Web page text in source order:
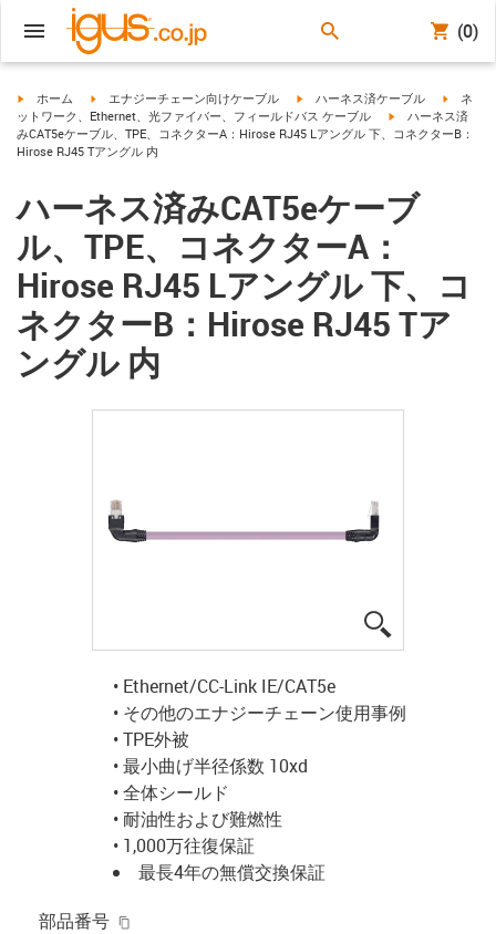
(0)
igus-icon-arrow-right
ホーム igus-icon-arrow-right
エナジーチェーン向けケーブル igus-icon-arrow-right
ハーネス済ケーブル igus-
ネ
ットワーク、Ethernet、光ファイバー、フィールドバス ケーブル
igus-icon-arrow-
ハーネス済
みCAT5eケーブル、TPE、コネクターA：Hirose RJ45 Lアングル 下、コネクターB：
Hirose RJ45 Tアングル 内
ハーネス済みCAT5eケーブ
ル、TPE、コネクターA：
Hirose RJ45 Lアングル 下、コ
ネクターB：Hirose RJ45 Tア
ングル 内
• Ethernet/CC-Link IE/CAT5e
• その他のエナジーチェーン使用事例
• TPE外被
• 最小曲げ半径係数 10xd
• 全体シールド
• 耐油性および難燃性
• 1,000万往復保証
最長4年の無償交換保証
部品番号